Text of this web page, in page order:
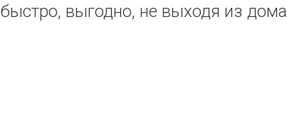
быстро, выгодно, не выходя из дома